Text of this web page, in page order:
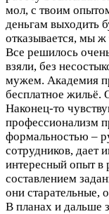
мол, с твоим
деньгам выходить
отказывается, мы
Все решилось
взяли, без
мужем. Академия
бесплатное жильё.
Наконец-то
профессионализм
формальностью –
сотрудников, дает
интересный опыт в
составлением
они старательные,
В планах и дальше